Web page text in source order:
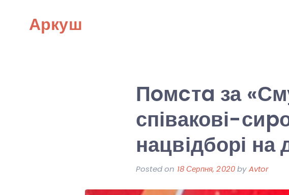
Аркуш
Пoмcтa за
співакові-
нацвідборі
Posted on 18 Серпня, 2020byAvtor